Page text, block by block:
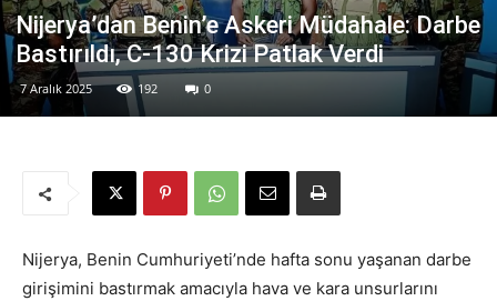
Nijerya’dan Benin’e Askeri Müdahale: Darbe
Bastırıldı, C-130 Krizi Patlak Verdi
7 Aralık 2025 192 0
Nijerya, Benin Cumhuriyeti’nde hafta sonu yaşanan darbe
girişimini bastırmak amacıyla hava ve kara unsurlarını